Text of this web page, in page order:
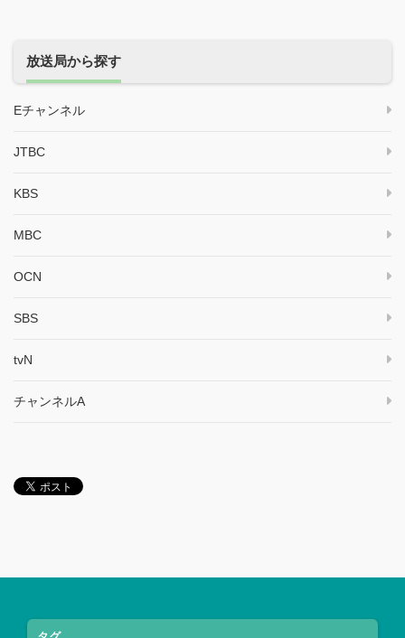
放送局から探す
Eチャンネル
JTBC
KBS
MBC
OCN
SBS
tvN
チャンネルA